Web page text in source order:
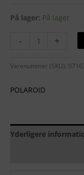
På lager: På lager
- +
Varenummer (SKU):
POLAROID
Yderligere